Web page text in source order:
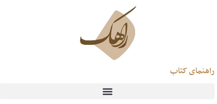
راهنمای کتاب